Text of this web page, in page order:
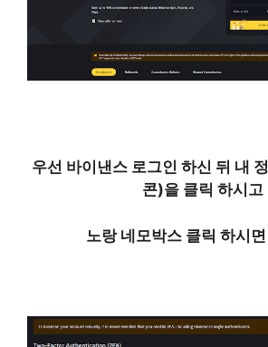
우선 바이낸스 로그인 하신 뒤 내
콘)을 클릭 하시고
노랑 네모박스 클릭 하시